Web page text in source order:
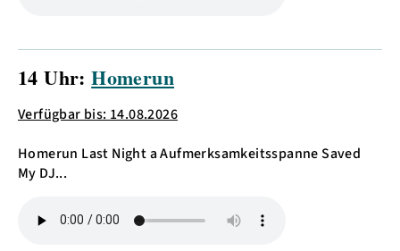
14 Uhr:Homerun
Verfügbar bis: 14.08.2026
Homerun Last Night a Aufmerksamkeitsspanne Saved
My DJ...